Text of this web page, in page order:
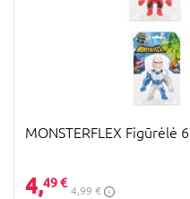
MONSTERFLEX Figūrėlė
4,49 €
4,99 €